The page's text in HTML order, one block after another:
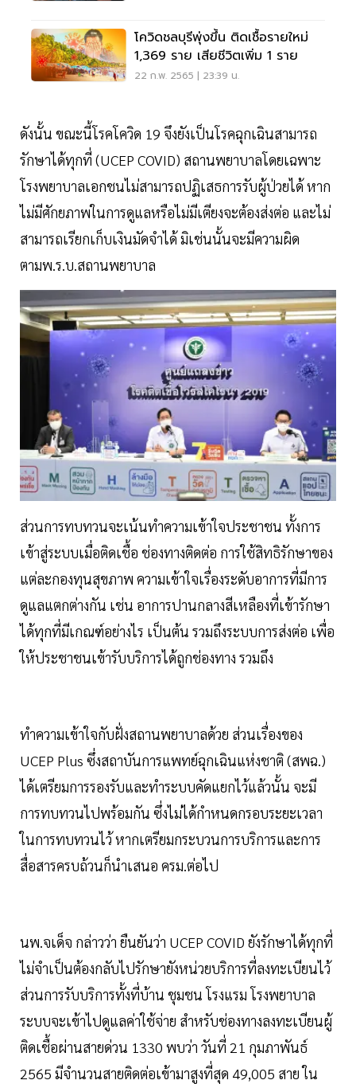
โควิดชลบุรีพุ่งขึ้น ติดเชื้อรายใหม่
1,369 ราย เสียชีวิตเพิ่ม 1 ราย
22 ก.พ. 2565 | 23:39 น.
ดังนั้น ขณะนี้โรคโควิด 19 จึงยังเป็นโรคฉุกเฉินสามารถ
รักษาได้ทุกที่ (UCEP COVID) สถานพยาบาลโดยเฉพาะ
โรงพยาบาลเอกชนไม่สามารถปฏิเสธการรับผู้ป่วยได้ หาก
ไม่มีศักยภาพในการดูแลหรือไม่มีเตียงจะต้องส่งต่อ และไม่
สามารถเรียกเก็บเงินมัดจำได้ มิเช่นนั้นจะมีความผิด
ตามพ.ร.บ.สถานพยาบาล
ส่วนการทบทวนจะเน้นทำความเข้าใจประชาชน ทั้งการ
เข้าสู่ระบบเมื่อติดเชื้อ ช่องทางติดต่อ การใช้สิทธิรักษาของ
แต่ละกองทุนสุขภาพ ความเข้าใจเรื่องระดับอาการที่มีการ
ดูแลแตกต่างกัน เช่น อาการปานกลางสีเหลืองที่เข้ารักษา
ได้ทุกที่มีเกณฑ์อย่างไร เป็นต้น รวมถึงระบบการส่งต่อ เพื่อ
ให้ประชาชนเข้ารับบริการได้ถูกช่องทาง รวมถึง
ทำความเข้าใจกับฝั่งสถานพยาบาลด้วย ส่วนเรื่องของ
UCEP Plus ซึ่งสถาบันการแพทย์ฉุกเฉินแห่งชาติ (สพฉ.)
ได้เตรียมการรองรับและทำระบบคัดแยกไว้แล้วนั้น จะมี
การทบทวนไปพร้อมกัน ซึ่งไม่ได้กำหนดกรอบระยะเวลา
ในการทบทวนไว้ หากเตรียมกระบวนการบริการและการ
สื่อสารครบถ้วนก็นำเสนอ ครม.ต่อไป
นพ.จเด็จ กล่าวว่า ยืนยันว่า UCEP COVID ยังรักษาได้ทุกที่
ไม่จำเป็นต้องกลับไปรักษายังหน่วยบริการที่ลงทะเบียนไว้
ส่วนการรับบริการทั้งที่บ้าน ชุมชน โรงแรม โรงพยาบาล
ระบบจะเข้าไปดูแลค่าใช้จ่าย สำหรับช่องทางลงทะเบียนผู้
ติดเชื้อผ่านสายด่วน 1330 พบว่า วันที่ 21 กุมภาพันธ์
2565 มีจำนวนสายติดต่อเข้ามาสูงที่สุด 49,005 สาย ใน